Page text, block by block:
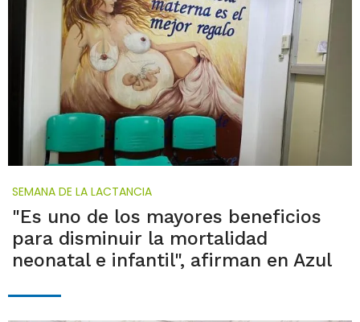
SEMANA DE LA LACTANCIA
"Es uno de los mayores beneficios
para disminuir la mortalidad
neonatal e infantil", afirman en Azul